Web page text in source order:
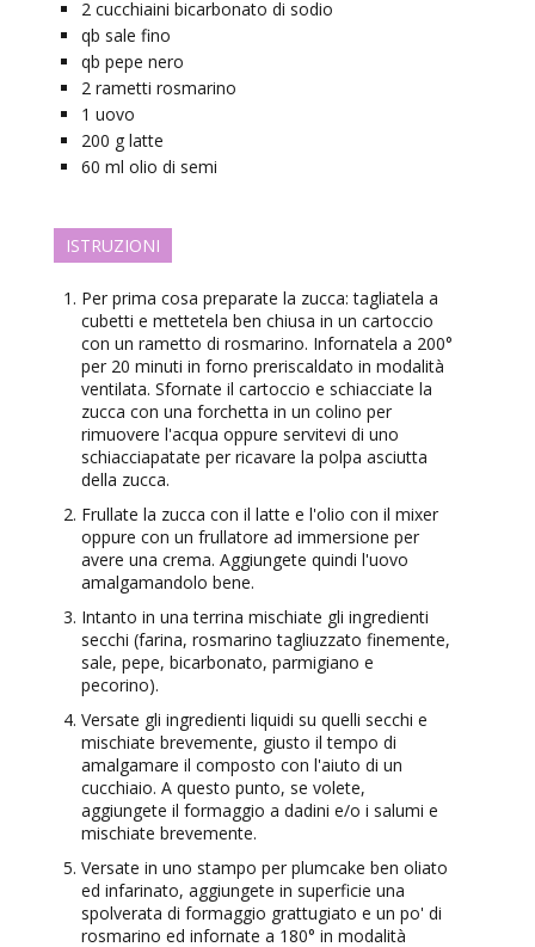
2 cucchiaini bicarbonato di sodio
qb sale fino
qb pepe nero
2 rametti rosmarino
1 uovo
200 g latte
60 ml olio di semi
ISTRUZIONI
Per prima cosa preparate la zucca: tagliatela a
cubetti e mettetela ben chiusa in un cartoccio
con un rametto di rosmarino. Infornatela a 200°
per 20 minuti in forno preriscaldato in modalità
ventilata. Sfornate il cartoccio e schiacciate la
zucca con una forchetta in un colino per
rimuovere l'acqua oppure servitevi di uno
schiacciapatate per ricavare la polpa asciutta
della zucca.
Frullate la zucca con il latte e l'olio con il mixer
oppure con un frullatore ad immersione per
avere una crema. Aggiungete quindi l'uovo
amalgamandolo bene.
Intanto in una terrina mischiate gli ingredienti
secchi (farina, rosmarino tagliuzzato finemente,
sale, pepe, bicarbonato, parmigiano e
pecorino).
Versate gli ingredienti liquidi su quelli secchi e
mischiate brevemente, giusto il tempo di
amalgamare il composto con l'aiuto di un
cucchiaio. A questo punto, se volete,
aggiungete il formaggio a dadini e/o i salumi e
mischiate brevemente.
Versate in uno stampo per plumcake ben oliato
ed infarinato, aggiungete in superficie una
spolverata di formaggio grattugiato e un po' di
rosmarino ed infornate a 180° in modalità